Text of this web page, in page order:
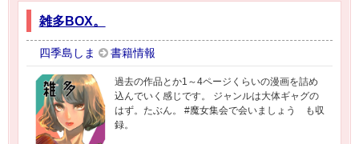
雑多BOX。
四季島しま 書籍情報
過去の作品とか1～4ページくらいの漫画を詰め
込んでいく感じです。 ジャンルは大体ギャグの
はず。たぶん。 #魔女集会で会いましょう も収
録。